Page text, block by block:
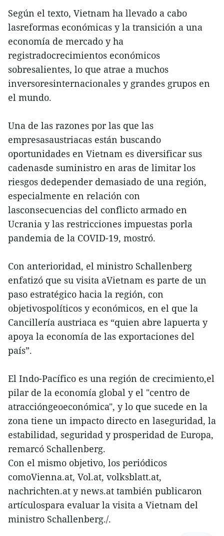
Según el texto, Vietnam ha llevado a cabo
lasreformas económicas y la transición a una
economía de mercado y ha
registradocrecimientos económicos
sobresalientes, lo que atrae a muchos
inversoresinternacionales y grandes grupos en
el mundo.
Una de las razones por las que las
empresasaustriacas están buscando
oportunidades en Vietnam es diversificar sus
cadenasde suministro en aras de limitar los
riesgos dedepender demasiado de una región,
especialmente en relación con
lasconsecuencias del conflicto armado en
Ucrania y las restricciones impuestas porla
pandemia de la COVID-19, mostró.
Con anterioridad, el ministro Schallenberg
enfatizó que su visita aVietnam es parte de un
paso estratégico hacia la región, con
objetivospolíticos y económicos, en el que la
Cancillería austriaca es “quien abre lapuerta y
apoya la economía de las exportaciones del
país”.
El Indo-Pacífico es una región de crecimiento,el
pilar de la economía global y el "centro de
atraccióngeoeconómica", y lo que sucede en la
zona tiene un impacto directo en laseguridad, la
estabilidad, seguridad y prosperidad de Europa,
remarcó Schallenberg.
Con el mismo objetivo, los periódicos
comoVienna.at, Vol.at, volksblatt.at,
nachrichten.at y news.at también publicaron
artículospara evaluar la visita a Vietnam del
ministro Schallenberg./.